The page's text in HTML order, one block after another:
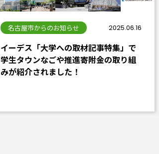
名古屋市からのお知らせ 2025.06.16
イーデス「大学への取材記事特集」で
学生タウンなごや推進寄附金の取り組
みが紹介されました！